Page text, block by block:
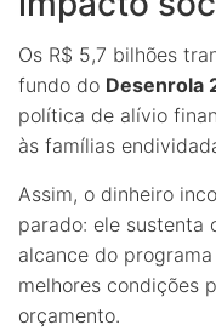
Os R$ 5,7 bilhões
fundo do Desenrola
política de alívio
às famílias
Assim, o dinheiro
parado: ele sustenta
alcance do
melhores condições
orçamento.